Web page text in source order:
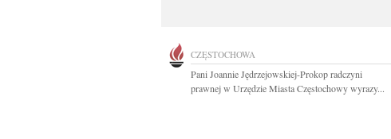
CZĘSTOCHOWA
Pani Joannie Jędrzejowskiej-Prokop radczyni
prawnej w Urzędzie Miasta Częstochowy wyrazy...